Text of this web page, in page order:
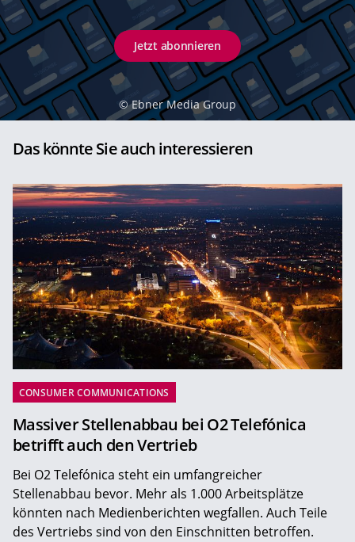
Jetzt abonnieren
© Ebner Media Group
Das könnte Sie auch interessieren
CONSUMER COMMUNICATIONS
Massiver Stellenabbau bei O2 Telefónica
betrifft auch den Vertrieb
Bei O2 Telefónica steht ein umfangreicher
Stellenabbau bevor. Mehr als 1.000 Arbeitsplätze
könnten nach Medienberichten wegfallen. Auch Teile
des Vertriebs sind von den Einschnitten betroffen.